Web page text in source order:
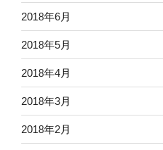
2018年6月
2018年5月
2018年4月
2018年3月
2018年2月